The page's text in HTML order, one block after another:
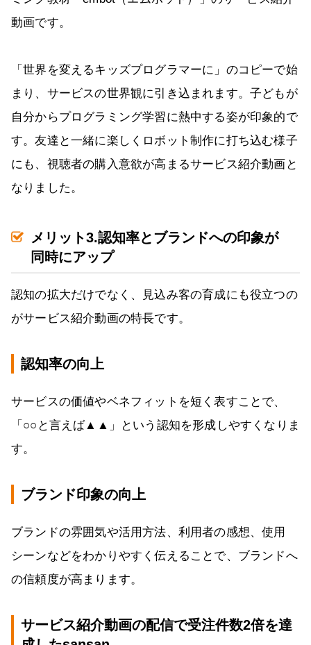
動画です。
「世界を変えるキッズプログラマーに」のコピーで始
まり、サービスの世界観に引き込まれます。子どもが
自分からプログラミング学習に熱中する姿が印象的で
す。友達と一緒に楽しくロボット制作に打ち込む様子
にも、視聴者の購入意欲が高まるサービス紹介動画と
なりました。
メリット3.認知率とブランドへの印象が
同時にアップ
認知の拡大だけでなく、見込み客の育成にも役立つの
がサービス紹介動画の特長です。
認知率の向上
サービスの価値やベネフィットを短く表すことで、
「○○と言えば▲▲」という認知を形成しやすくなりま
す。
ブランド印象の向上
ブランドの雰囲気や活用方法、利用者の感想、使用
シーンなどをわかりやすく伝えることで、ブランドへ
の信頼度が高まります。
サービス紹介動画の配信で受注件数2倍を達